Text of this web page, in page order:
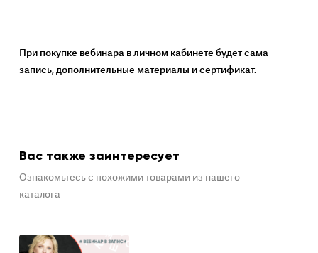
Вас также заинтересует
Ознакомьтесь с похожими товарами из нашего
каталога
При покупке вебинара в личном кабинете будет сама
запись, дополнительные материалы и сертификат.